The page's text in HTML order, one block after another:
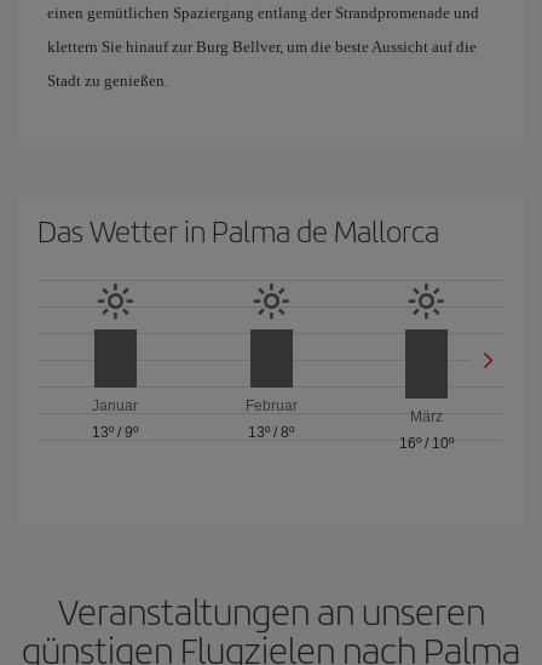
einen gemütlichen Spaziergang entlang der Strandpromenade und
klettern Sie hinauf zur Burg Bellver, um die beste Aussicht auf die
Stadt zu genießen.
Das Wetter in Palma de Mallorca
Januar
13º /9º
Februar
13º / 8º
März
16º/ 10º
Veranstaltungen an unseren
günstigen Flugzielen nach Palma